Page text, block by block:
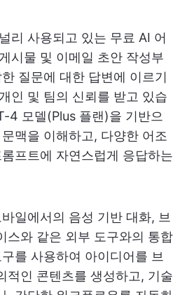
리 사용되고 있는 무료 AI 어
시물 및 이메일 초안 작성부
질문에 대한 답변에 이르기
인 및 팀의 신뢰를 받고 있습
4 모델(Plus 플랜)을 기반으
맥을 이해하고, 다양한 어조
프트에 자연스럽게 응답하는
일에서의 음성 기반 대화, 브
스와 같은 외부 도구와의 통합
를 사용하여 아이디어를 브
적인 콘텐츠를 생성하고, 기술